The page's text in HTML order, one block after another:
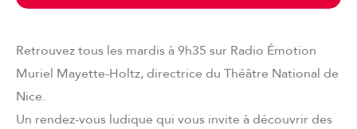
Retrouvez tous les mardis à 9h35 sur Radio Émotion
Muriel Mayette-Holtz, directrice du Théâtre National de
Nice.
Un rendez-vous ludique qui vous invite à découvrir des